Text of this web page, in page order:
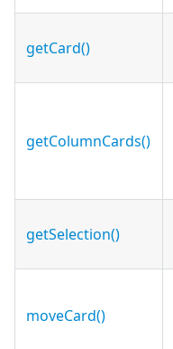
getCard()
getColumnCards()
getSelection()
moveCard()